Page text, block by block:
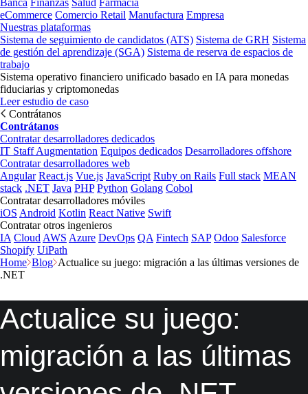
Banca Finanzas Salud Farmacia
eCommerce Comercio Retail Manufactura Empresa
Nuestras plataformas
Sistema de seguimiento de candidatos (ATS) Sistema de GRH Sistema
de gestión del aprendizaje (SGA) Sistema de reserva de espacios de
trabajo
Sistema operativo financiero unificado basado en IA para monedas
fiduciarias y criptomonedas
Leer estudio de caso
Contrátanos
Contrátanos
Contratar desarrolladores dedicados
IT Staff Augmentation Equipos dedicados Desarrolladores offshore
Contratar desarrolladores web
Angular React.js Vue.js JavaScript Ruby on Rails Full stack MEAN
stack .NET Java PHP Python Golang Cobol
Contratar desarrolladores móviles
iOS Android Kotlin React Native Swift
Contratar otros ingenieros
IA Cloud AWS Azure DevOps QA Fintech SAP Odoo Salesforce
Shopify UiPath
Home Blog Actualice su juego: migración a las últimas versiones de
.NET
Actualice su juego:
migración a las últimas